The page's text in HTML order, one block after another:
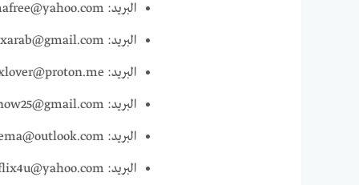
البريد: cinemafree@yahoo.com، كلمة المرور: Movie4All22
البريد: netflixarab@gmail.com، كلمة المرور: StreamFree24
البريد: flixlover@proton.me، كلمة المرور: ArabFlix2025
البريد: watchnow25@gmail.com، كلمة المرور: FreeStream2025
البريد: arabcinema@outlook.com، كلمة المرور: Flix4Ever23
البريد: netflix4u@yahoo.com، كلمة المرور: WatchArab22